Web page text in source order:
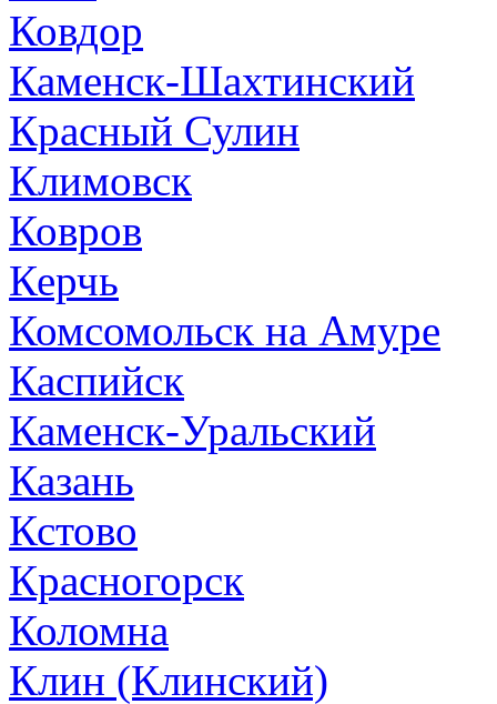
Ковдор
Каменск-Шахтинский
Красный Сулин
Климовск
Ковров
Керчь
Комсомольск на Амуре
Каспийск
Каменск-Уральский
Казань
Кстово
Красногорск
Коломна
Клин (Клинский)